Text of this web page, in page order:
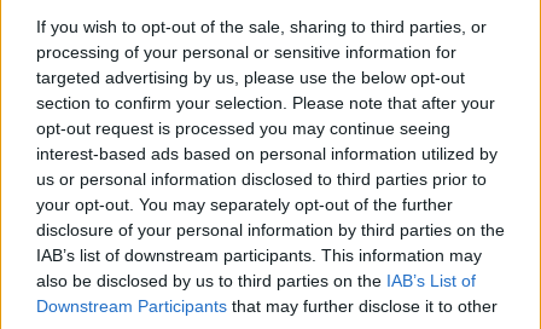
If you wish to opt-out of the sale, sharing to third parties, or
processing of your personal or sensitive information for
targeted advertising by us, please use the below opt-out
section to confirm your selection. Please note that after your
opt-out request is processed you may continue seeing
interest-based ads based on personal information utilized by
us or personal information disclosed to third parties prior to
your opt-out. You may separately opt-out of the further
disclosure of your personal information by third parties on the
IAB’s list of downstream participants. This information may
also be disclosed by us to third parties on the IAB’s List of
Downstream Participants that may further disclose it to other
λέει ναι και γύρισε την πλάτη κι έφυγε.
Πιθανόν να έχετε δει το βίντεο. Μετά η μαμά μου
του είπε "ξέρεις ποιος είναι αυτός, είναι ο ίδιος
που φοράει τη φανέλα", τότε το συνηδειτοποίησε.
Ήταν αστείο. Θέλω να πηγαίνω εκεί πιο συχνά,
απολαμβάνω τον χρόνο εκεί, θέλω να γνωρίζω τους
συγγενείς μου και να συναναστρέφομαι με κόσμο.